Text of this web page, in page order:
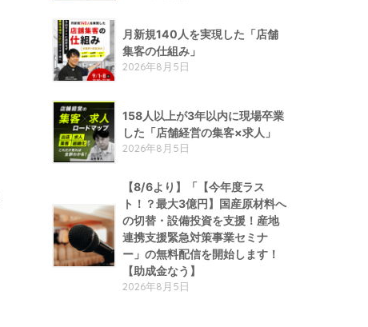
月新規140人を実現した「店舗
集客の仕組み」
2026年8月5日
158人以上が3年以内に現場卒業
した「店舗経営の集客×求人」
2026年8月5日
【8/6より】「【今年度ラス
ト！？最大3億円】国産原材料へ
の切替・設備投資を支援！産地
連携支援緊急対策事業セミナ
ー」の無料配信を開始します！
【助成金なう】
2026年8月5日